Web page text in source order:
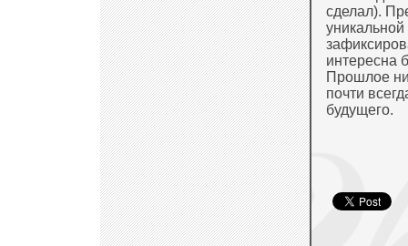
сделал).
интересна
Прошлое
почти
будущего.